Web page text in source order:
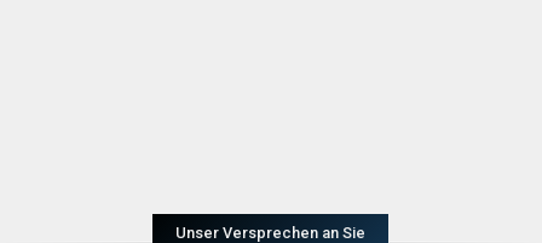
Unser Versprechen an Sie